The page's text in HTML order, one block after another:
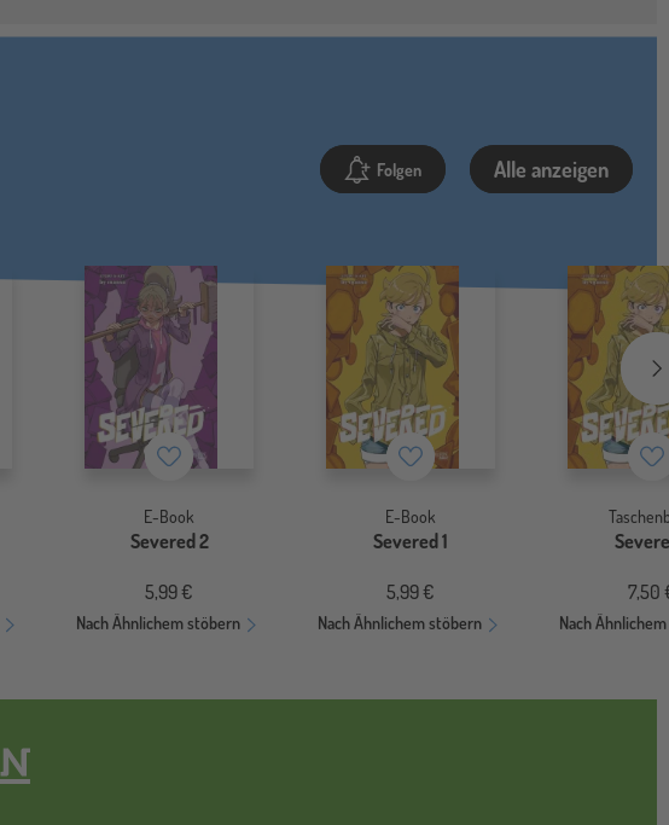
Folgen Alle anzeigen
Merkzettel
E-Book
Severed 2
5,99 €
Nach Ähnlichem stöbern
Merkzettel
E-Book
Severed 1
5,99 €
Nach Ähnlichem stöbern
7,50
Nach